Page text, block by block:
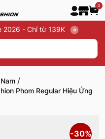
0
2026 - Chỉ từ 139K
/
Phom Regular Hiệu Ứng
-30%